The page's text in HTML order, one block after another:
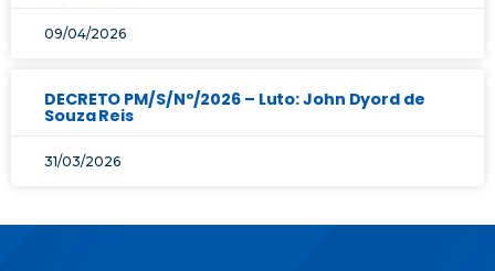
09/04/2026
DECRETO PM/S/Nº/2026 – Luto: John Dyord de
Souza Reis
31/03/2026